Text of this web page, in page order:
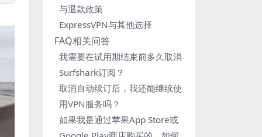
与退款政策
ExpressVPN与其他选择
FAQ相关问答
我需要在试用期结束前多久取消
Surfshark订阅？
取消自动续订后，我还能继续使
用VPN服务吗？
如果我是通过苹果App Store或